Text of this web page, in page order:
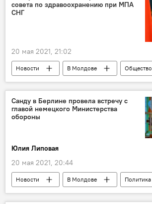
совета по здравоохранению при МПА
СНГ
20 мая 2021, 21:02
Новости В Молдове Общество
Санду в Берлине провела встречу с
главой немецкого Министерства
обороны
Юлия Липовая
20 мая 2021, 20:44
Новости В Молдове Политика